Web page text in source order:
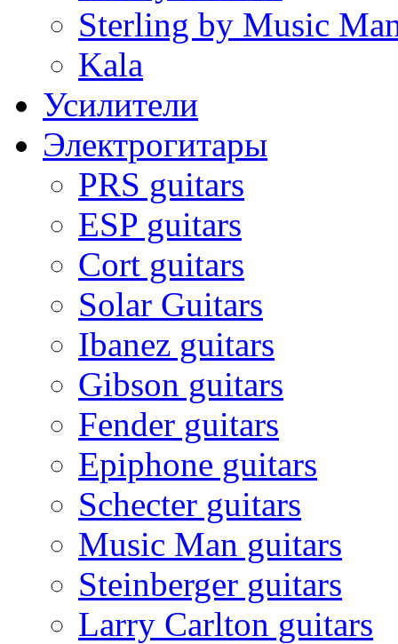
Sterling by Music
Kala
Усилители
Электрогитары
PRS guitars
ESP guitars
Cort guitars
Solar Guitars
Ibanez guitars
Gibson guitars
Fender guitars
Epiphone guitars
Schecter guitars
Music Man guitars
Steinberger guitars
Larry Carlton guitars